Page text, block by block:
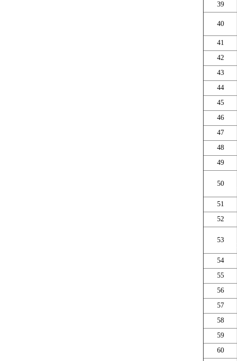
39
40
41
42
43
44
45
46
47
48
49
50
51
52
53
54
55
56
57
58
59
60